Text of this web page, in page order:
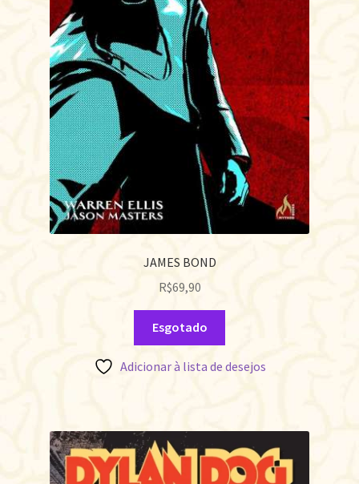
JAMES BOND
R$69,90
Esgotado
Adicionar à lista de desejos